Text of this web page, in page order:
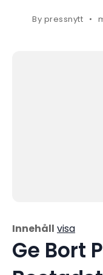
By pressnytt
Innehåll visa
Ge Bort